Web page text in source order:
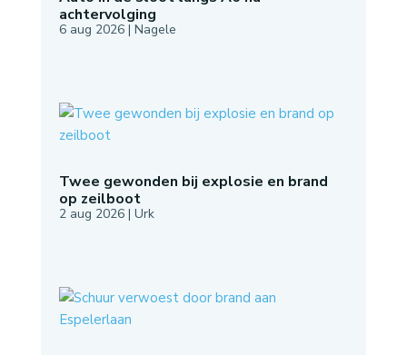
achtervolging
6 aug 2026| Nagele
Twee gewonden bij explosie en brand
op zeilboot
2 aug 2026| Urk